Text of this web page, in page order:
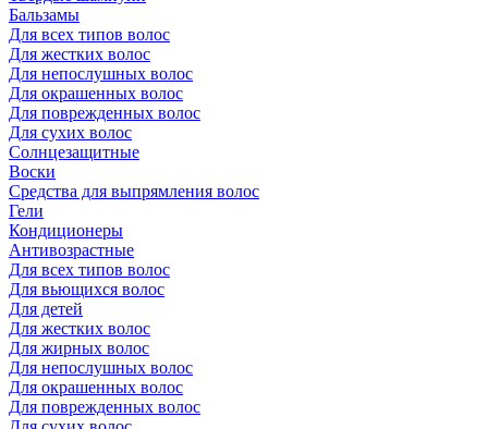
Бальзамы
Для всех типов волос
Для жестких волос
Для непослушных волос
Для окрашенных волос
Для поврежденных волос
Для сухих волос
Солнцезащитные
Воски
Средства для выпрямления волос
Гели
Кондиционеры
Антивозрастные
Для всех типов волос
Для вьющихся волос
Для детей
Для жестких волос
Для жирных волос
Для непослушных волос
Для окрашенных волос
Для поврежденных волос